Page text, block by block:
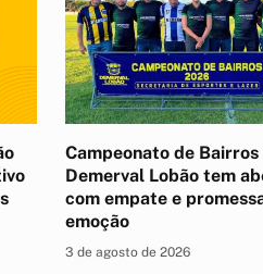
Campeonato de Bairros
Demerval Lobão tem
com empate e
emoção
3 de agosto de 2026